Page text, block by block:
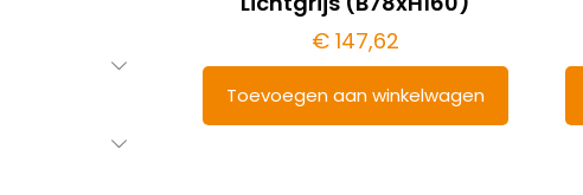
€147,62
Toevoegen aan winkelwagen